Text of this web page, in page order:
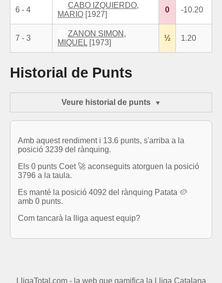
6 - 4
CABO IZQUIERDO,
MARIO [1927]
0 -10.20
7 - 3
ZANON SIMON,
MIQUEL [1973]
½ 1.20
Historial de Punts
Veure historial de punts
Amb aquest rendiment i 13.6 punts, s'arriba a la
posició 3239 del rànquing.
Els 0 punts Coet 🚀 aconseguits atorguen la posició
3796 a la taula.
Es manté la posició 4092 del rànquing Patata 🥔
amb 0 punts.
Com tancarà la lliga aquest equip?
LligaTotal.com - la web que gamifica la Lliga Catalana